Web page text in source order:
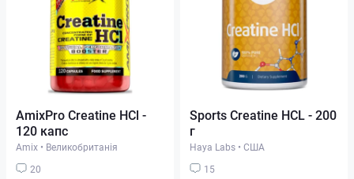
AmixPrо Creatine HCl -
120 капс
Amix • Великобританія
20
Sports Creatine HCL - 200
г
Haya Labs • США
15